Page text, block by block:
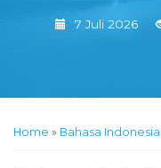
7 Juli 2026
Home » Bahasa Indonesia